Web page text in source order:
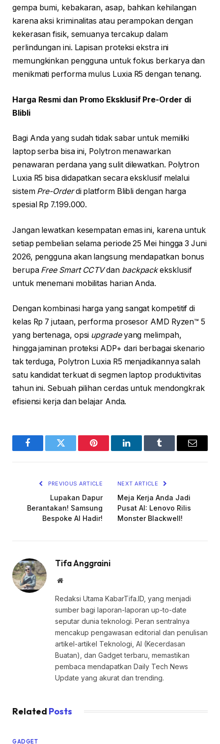
gempa bumi, kebakaran, asap, bahkan kehilangan
karena aksi kriminalitas atau perampokan dengan
kekerasan fisik, semuanya tercakup dalam
perlindungan ini. Lapisan proteksi ekstra ini
memungkinkan pengguna untuk fokus berkarya dan
menikmati performa mulus Luxia R5 dengan tenang.
Harga Resmi dan Promo Eksklusif Pre-Order di
Blibli
Bagi Anda yang sudah tidak sabar untuk memiliki
laptop serba bisa ini, Polytron menawarkan
penawaran perdana yang sulit dilewatkan. Polytron
Luxia R5 bisa didapatkan secara eksklusif melalui
sistem Pre-Orderdi platform Blibli dengan harga
spesial Rp 7.199.000.
Jangan lewatkan kesempatan emas ini, karena untuk
setiap pembelian selama periode 25 Mei hingga 3 Juni
2026, pengguna akan langsung mendapatkan bonus
berupa Free Smart CCTVdan backpackeksklusif
untuk menemani mobilitas harian Anda.
Dengan kombinasi harga yang sangat kompetitif di
kelas Rp 7 jutaan, performa prosesor AMD Ryzen™ 5
yang bertenaga, opsi upgradeyang melimpah,
hingga jaminan proteksi ADP+ dari berbagai skenario
tak terduga, Polytron Luxia R5 menjadikannya salah
satu kandidat terkuat di segmen laptop produktivitas
tahun ini. Sebuah pilihan cerdas untuk mendongkrak
efisiensi kerja dan belajar Anda.
FacebookTwitter Pinterest LinkedInTumblr Email
PREVIOUS ARTICLE
Lupakan Dapur
Berantakan! Samsung
Bespoke AI Hadir!
NEXT ARTICLE
Meja Kerja Anda Jadi
Pusat AI: Lenovo Rilis
Monster Blackwell!
Tifa Anggraini
Website
Redaksi Utama KabarTifa.ID, yang menjadi
sumber bagi laporan-laporan up-to-date
seputar dunia teknologi. Peran sentralnya
mencakup pengawasan editorial dan penulisan
artikel-artikel Teknologi, AI (Kecerdasan
Buatan), dan Gadget terbaru, memastikan
pembaca mendapatkan Daily Tech News
Update yang akurat dan trending.
Related Posts
GADGET